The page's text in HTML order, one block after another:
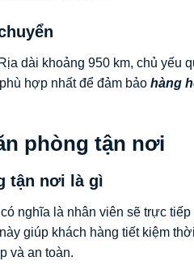
dài khoảng 950 km, chủ yếu
hợp nhất để đảm bảo hàng
phòng tận nơi
tận nơi là gì
nghĩa là nhân viên sẽ trực
giúp khách hàng tiết kiệm
và an toàn.